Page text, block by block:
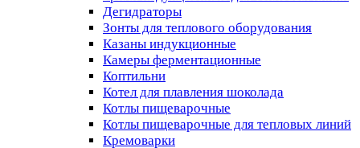
Дегидраторы
Зонты для теплового оборудования
Казаны индукционные
Камеры ферментационные
Коптильни
Котел для плавления шоколада
Котлы пищеварочные
Котлы пищеварочные для тепловых линий
Кремоварки